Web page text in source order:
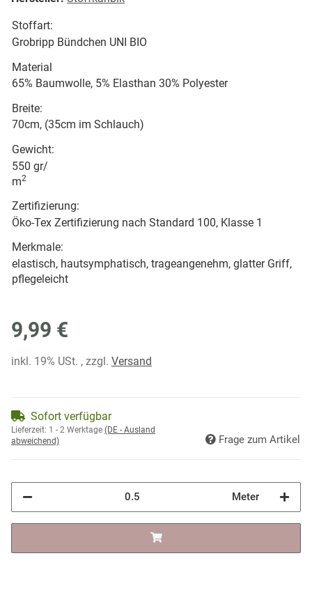
Stoffart:
Grobripp Bündchen UNI BIO
Material
65% Baumwolle, 5% Elasthan 30% Polyester
Breite:
70cm, (35cm im Schlauch)
Gewicht:
550 gr/
m2
Zertifizierung:
Öko-Tex Zertifizierung nach Standard 100, Klasse 1
Merkmale:
elastisch, hautsymphatisch, trageangenehm, glatter Griff,
pflegeleicht
9,99 €
inkl. 19% USt. , zzgl. Versand
Sofort verfügbar
Lieferzeit: 1 - 2 Werktage (DE - Ausland
abweichend)
Frage zum Artikel
Meter